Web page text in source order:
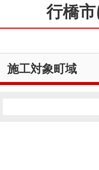
行橋
施工対象町域